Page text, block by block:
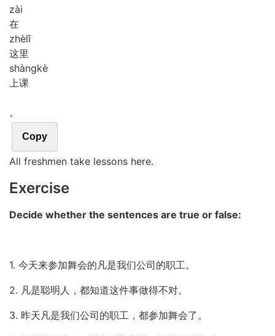
zài
在
zhèlǐ
这里
shàngkè
上课
。
Copy
All freshmen take lessons here.
Exercise
Decide whether the sentences are true or false:
1. 今天来参加舞会的凡是我们公司的职工。
2. 凡是聪明人，都知道这件事做得不对。
3. 昨天凡是我们公司的职工，都参加舞会了。